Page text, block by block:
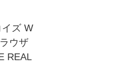
ズ W
ウザ
REAL